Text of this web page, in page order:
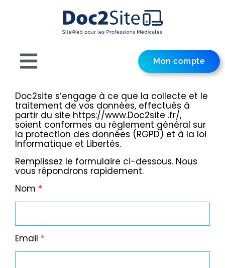
Mon compte
Doc2site s’engage à ce que la collecte et le
traitement de vos données, effectués à
partir du site https://www.Doc2site .fr/,
soient conformes au règlement général sur
la protection des données (RGPD) et à la loi
Informatique et Libertés.
Remplissez le formulaire ci-dessous. Nous
vous répondrons rapidement.
Nom *
Email *